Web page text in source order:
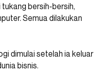
bersih-bersih,
Semua dilakukan
dimulai setelah ia keluar
bisnis.